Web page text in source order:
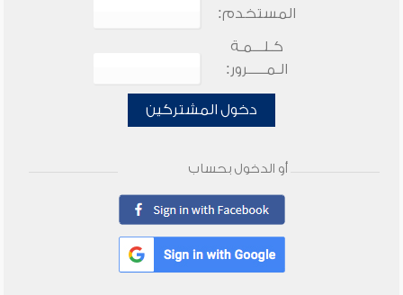
المستخدم:
كـلـــمـة
الـمـــــرور:
دخول المشتركين
أو الدخول بحساب